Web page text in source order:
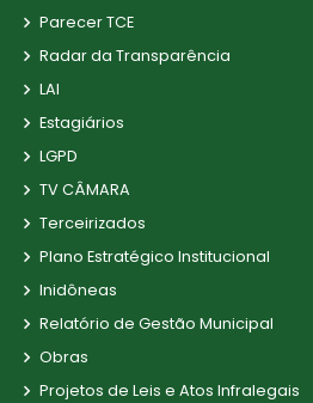
Parecer TCE
Radar da Transparência
LAI
Estagiários
LGPD
TV CÂMARA
Terceirizados
Plano Estratégico Institucional
Inidôneas
Relatório de Gestão Municipal
Obras
Projetos de Leis e Atos Infralegais